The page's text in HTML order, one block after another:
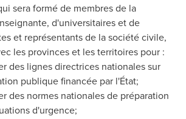
sera formé de membres de la
d'universitaires et de
et représentants de la société civile,
les provinces et les territoires pour :
des lignes directrices nationales sur
publique financée par l'État;
des normes nationales de préparation
d'urgence;